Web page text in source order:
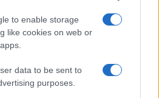
to enable storage
like cookies on web or
data to be sent to
purposes.
del mercato e le strategie